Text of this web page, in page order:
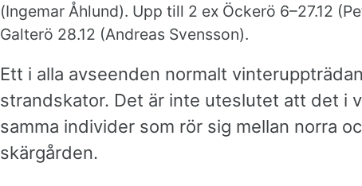
(Ingemar Åhlund). Upp till 2 ex Öckerö 6–27.12
Galterö 28.12 (Andreas Svensson).
Ett i alla avseenden normalt
strandskator. Det är inte uteslutet att det i
samma individer som rör sig mellan norra
skärgården.